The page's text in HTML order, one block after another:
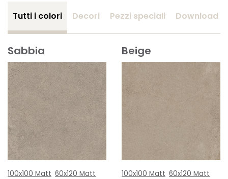
Tutti i colori Decori Pezzi speciali Download
Sabbia
100x100 Matt 60x120 Matt
Beige
100x100 Matt 60x120 Matt